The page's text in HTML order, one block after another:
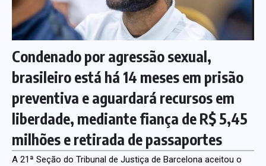
Condenado por agressão sexual,
brasileiro está há 14 meses em prisão
preventiva e aguardará recursos em
liberdade, mediante fiança de R$ 5,45
milhões e retirada de passaportes
A 21ª Seção do Tribunal de Justiça de Barcelona aceitou o